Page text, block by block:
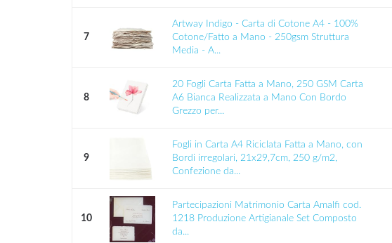
7
Artway Indigo - Carta di Cotone A4 - 100%
Cotone/Fatto a Mano - 250gsm Struttura
Media - A...
8
20 Fogli Carta Fatta a Mano, 250 GSM Carta
A6 Bianca Realizzata a Mano Con Bordo
Grezzo per...
9
Fogli in Carta A4 Riciclata Fatta a Mano, con
Bordi irregolari, 21x29,7cm, 250 g/m2,
Confezione da...
10
Partecipazioni Matrimonio Carta Amalfi cod.
1218 Produzione Artigianale Set Composto
da...